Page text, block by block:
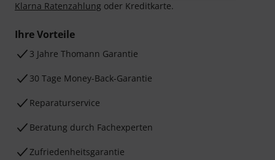
Klarna Ratenzahlung oder Kreditkarte.
Ihre Vorteile
3 Jahre Thomann Garantie
30 Tage Money-Back-Garantie
Reparaturservice
Beratung durch Fachexperten
Zufriedenheitsgarantie